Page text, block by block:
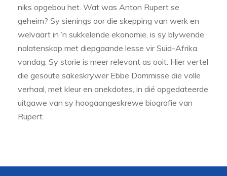
niks opgebou het. Wat was Anton Rupert se
geheim? Sy sienings oor die skepping van werk en
welvaart in ’n sukkelende ekonomie, is sy blywende
nalatenskap met diepgaande lesse vir Suid-Afrika
vandag. Sy storie is meer relevant as ooit. Hier vertel
die gesoute sakeskrywer Ebbe Dommisse die volle
verhaal, met kleur en anekdotes, in dié opgedateerde
uitgawe van sy hoogaangeskrewe biografie van
Rupert.